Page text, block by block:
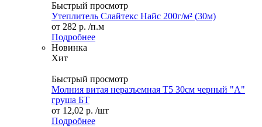
Быстрый просмотр
Утеплитель Слайтекс Найс 200г/м² (30м)
от 282 р. /п.м
Подробнее
Новинка
Хит
Быстрый просмотр
Молния витая неразъемная Т5 30см черный "А"
груша БТ
от 12,02 р. /шт
Подробнее